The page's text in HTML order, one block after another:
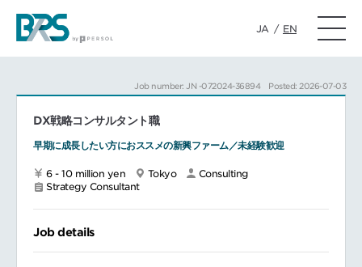
JA / EN
Job number: JN -072024-36894 Posted: 2026-07-03
DX戦略コンサルタント職
早期に成長したい方におススメの新興ファーム／未経験歓迎
6 - 10 million yen Tokyo
Consulting
Strategy Consultant
Job details